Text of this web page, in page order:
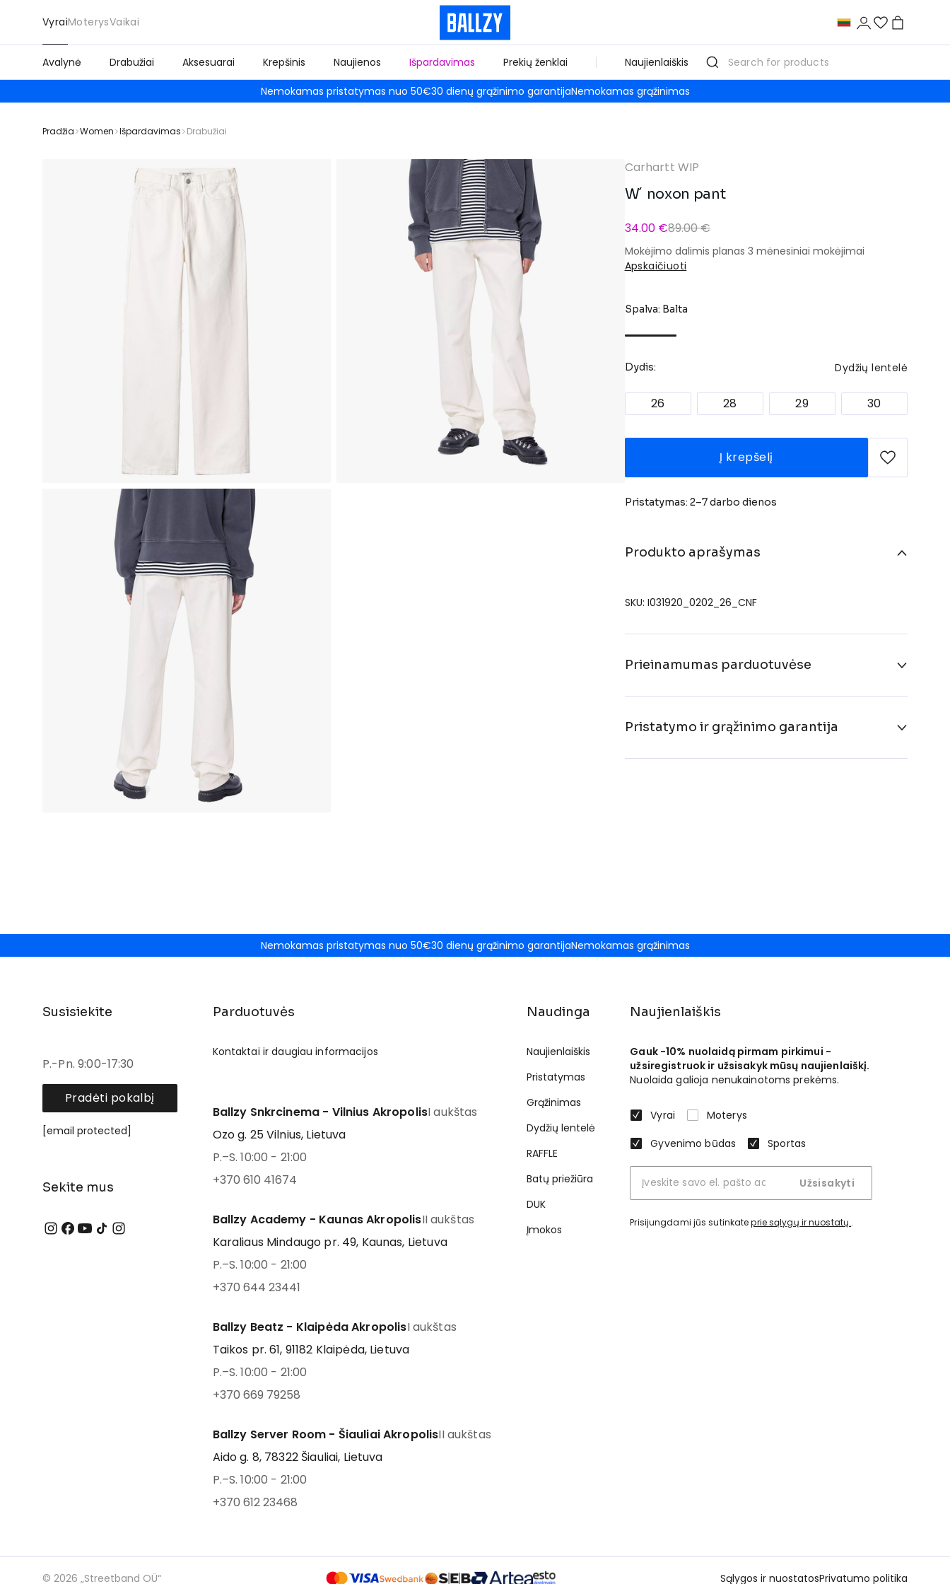
VyraiMoterysVaikai
Avalynė Drabužiai Aksesuarai Krepšinis Naujienos Išpardavimas Prekių ženklai Naujienlaiškis
Nemokamas pristatymas nuo 50€30 dienų grąžinimo garantijaNemokamas grąžinimas
Pradžia Women Išpardavimas Drabužiai
Carhartt WIP
W´ noxon pant
34.00 €89.00 €
Mokėjimo dalimis planas 3 mėnesiniai mokėjimai
Apskaičiuoti
Spalva: Balta
Dydis: Dydžių lentelė
26 28 29 30
Į krepšelį
Pristatymas: 2–7 darbo dienos
Produkto aprašymas
SKU: I031920_0202_26_CNF
Prieinamumas parduotuvėse
Pristatymo ir grąžinimo garantija
Nemokamas pristatymas nuo 50€30 dienų grąžinimo garantijaNemokamas grąžinimas
Susisiekite
P.-Pn. 9:00-17:30
Pradėti pokalbį
[email protected]
Sekite mus
Parduotuvės
Kontaktai ir daugiau informacijos
Ballzy Snkrcinema - Vilnius AkropolisI aukštas
Ozo g. 25 Vilnius, Lietuva
P.–S. 10:00 - 21:00
+370 610 41674
Ballzy Academy - Kaunas AkropolisII aukštas
Karaliaus Mindaugo pr. 49, Kaunas, Lietuva
P.–S. 10:00 - 21:00
+370 644 23441
Ballzy Beatz - Klaipėda AkropolisI aukštas
Taikos pr. 61, 91182 Klaipėda, Lietuva
P.–S. 10:00 - 21:00
+370 669 79258
Ballzy Server Room - Šiauliai AkropolisII aukštas
Aido g. 8, 78322 Šiauliai, Lietuva
P.–S. 10:00 - 21:00
+370 612 23468
Naudinga
Naujienlaiškis
Pristatymas
Grąžinimas
Dydžių lentelė
RAFFLE
Batų priežiūra
DUK
Įmokos
Naujienlaiškis
Gauk -10% nuolaidą pirmam pirkimui -
užsiregistruok ir užsisakyk mūsų naujienlaiškį.
Nuolaida galioja nenukainotoms prekėms.
Vyrai
Moterys
Gyvenimo būdas
Sportas
Užsisakyti
Prisijungdami jūs sutinkateprie sąlygų ir nuostatų..
© 2026 „Streetband OÜ“ Sąlygos ir nuostatosPrivatumo politika